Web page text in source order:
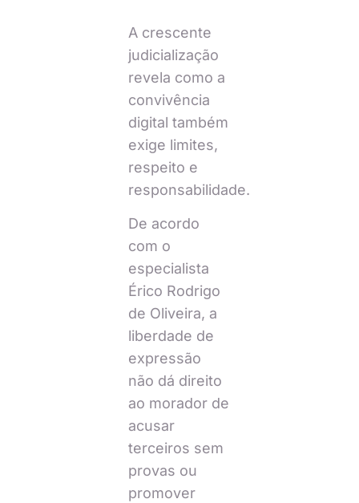
A crescente
judicialização
revela como a
convivência
digital também
exige limites,
respeito e
responsabilidade.
De acordo
com o
especialista
Érico Rodrigo
de Oliveira, a
liberdade de
expressão
não dá direito
ao morador de
acusar
terceiros sem
provas ou
promover